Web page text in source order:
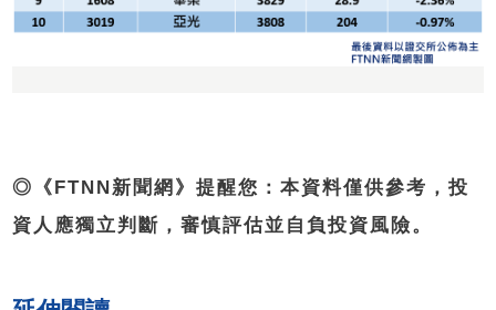
◎《FTNN新聞網》提醒您：本資料僅供參考，投
資人應獨立判斷，審慎評估並自負投資風險。